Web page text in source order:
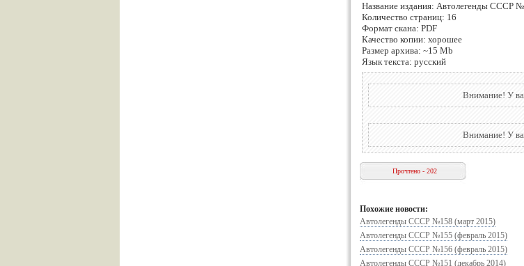
Название издания: Автолегенды СССР
Количество страниц: 16
Формат скана: PDF
Качество копии: хорошее
Размер архива: ~15 Mb
Язык текста: русский
Внимание! У
Внимание! У
Прочтено - 202
Похожие новости:
Автолегенды СССР №158 (март 2015)
Автолегенды СССР №155 (февраль 2015)
Автолегенды СССР №156 (февраль 2015)
Автолегенды СССР №151 (декабрь 2014)